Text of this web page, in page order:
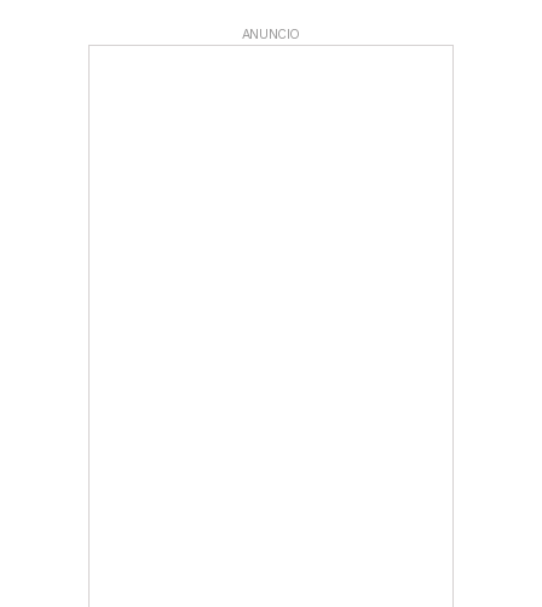
ANUNCIO